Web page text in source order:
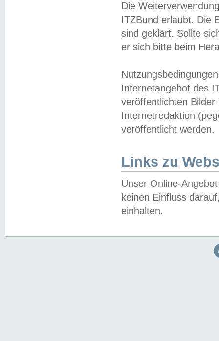
Die
ITZBund erlaubt. Die
sind geklärt. Sollte
er sich bitte beim
Internetangebot des
veröffentlichten
Internetredaktion
veröffentlicht werden.
Links zu
Unser Online-
keinen Einfluss
einhalten.